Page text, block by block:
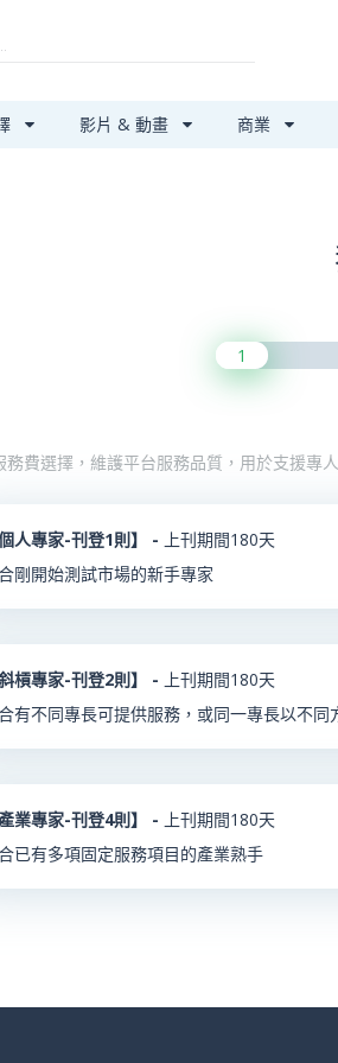
影片 & 動畫 商業
1
務費選擇，維護平台服務品質，用於支援專
個人專家-刊登1則】 - 上刊期間180天
剛開始測試市場的新手專家
斜槓專家-刊登2則】 - 上刊期間180天
有不同專長可提供服務，或同一專長以不同
產業專家-刊登4則】 - 上刊期間180天
已有多項固定服務項目的產業熟手